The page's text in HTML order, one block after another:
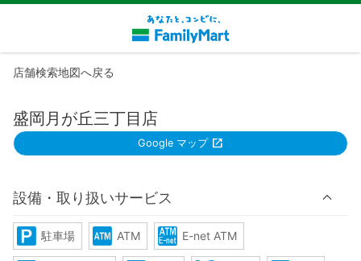
店舗検索地図へ戻る
盛岡月が丘三丁目店
Google マップ
設備・取り扱いサービス
駐車場 ATM E-net ATM